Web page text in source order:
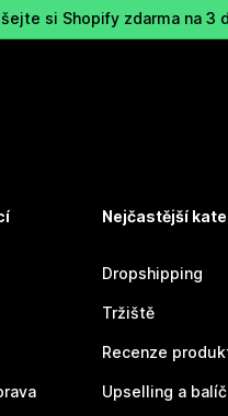
si Shopify zdarma na 3
Nejčastější
Dropshipping
Tržiště
Recenze
Upselling a